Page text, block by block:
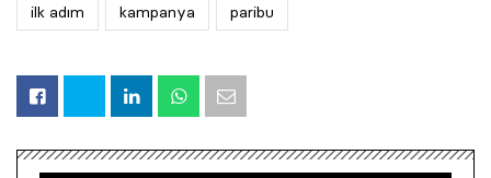
ilk adım kampanya paribu